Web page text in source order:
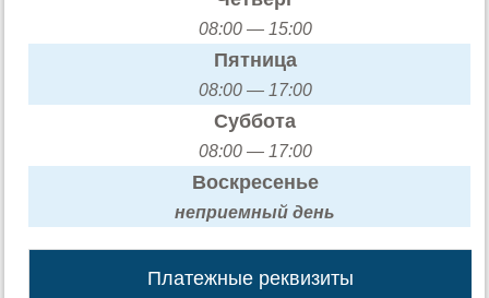
08:00 — 15:00
Пятница
08:00 — 17:00
Суббота
08:00 — 17:00
Воскресенье
неприемный день
Платежные реквизиты